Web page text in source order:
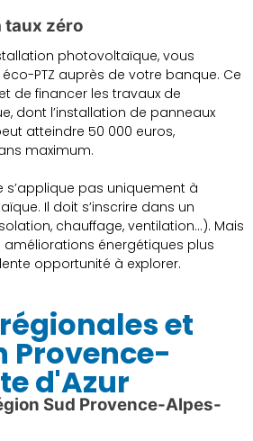
taux zéro
photovoltaïque, vous
PTZ auprès de votre banque. Ce
de financer les travaux de
dont l’installation de panneaux
atteindre 50 000 euros,
maximum.
s’applique pas uniquement à
Il doit s’inscrire dans un
chauffage, ventilation…). Mais
améliorations énergétiques plus
opportunité à explorer.
et
Provence-
d'Azur
Sud Provence-Alpes-